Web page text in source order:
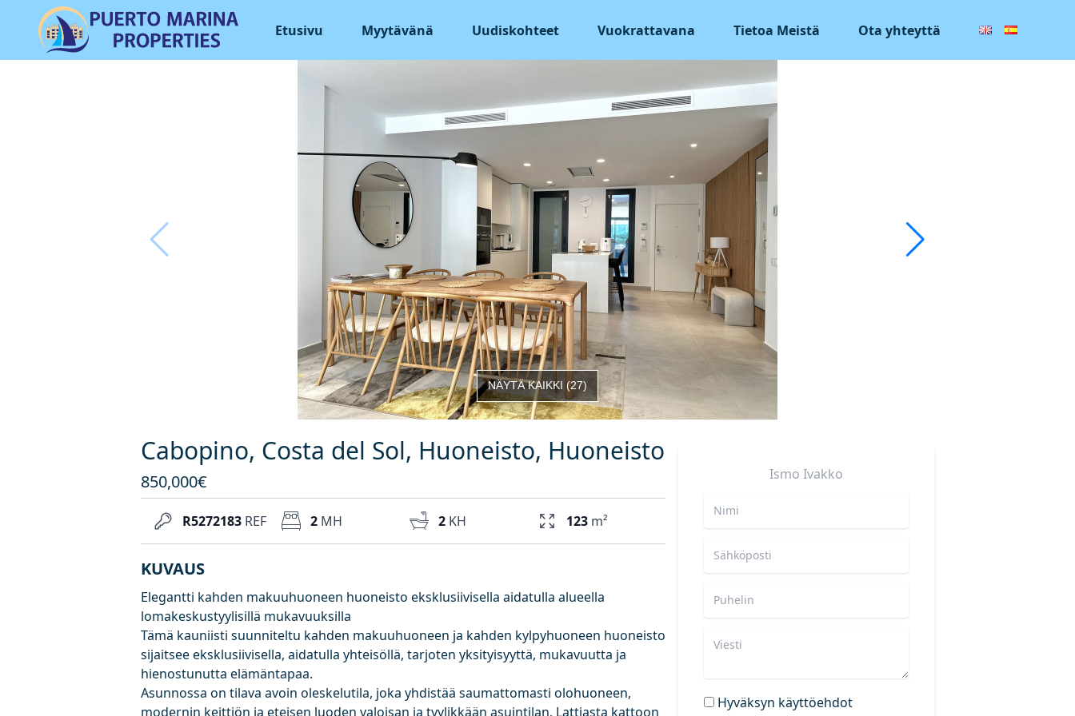
Etusivu Myytävänä Uudiskohteet Vuokrattavana Tietoa Meistä Ota yhteyttä
NÄYTÄ KAIKKI (27)
Cabopino, Costa del Sol, Huoneisto, Huoneisto
850,000€
R5272183 REF 2 MH 2 KH 123 m²
KUVAUS
Elegantti kahden makuuhuoneen huoneisto eksklusiivisella aidatulla alueella
lomakeskustyylisillä mukavuuksilla
Tämä kauniisti suunniteltu kahden makuuhuoneen ja kahden kylpyhuoneen huoneisto
sijaitsee eksklusiivisella, aidatulla yhteisöllä, tarjoten yksityisyyttä, mukavuutta ja
hienostunutta elämäntapaa.
Asunnossa on tilava avoin oleskelutila, joka yhdistää saumattomasti olohuoneen,
modernin keittiön ja eteisen luoden valoisan ja tyylikkään asuintilan. Lattiasta kattoon
Ismo Ivakko
Hyväksyn käyttöehdot